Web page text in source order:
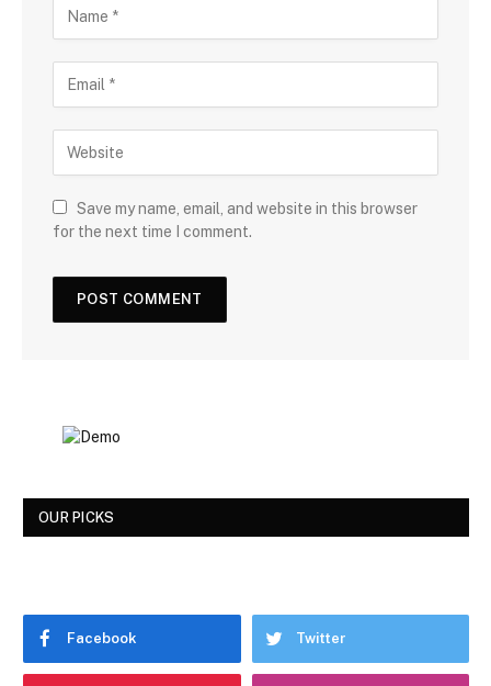
Save my name, email, and website in this browser
for the next time I comment.
OUR PICKS
Facebook Twitter